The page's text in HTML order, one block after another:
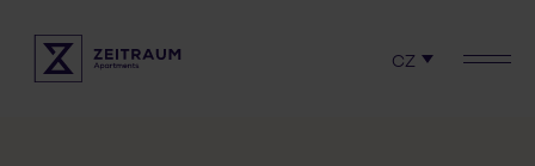
CZ
Zjistit dostupnost